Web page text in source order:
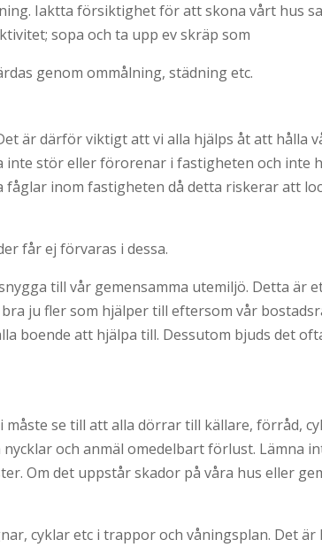
Iaktta försiktighet för att skona vårt hus
sopa och ta upp ev skräp som
genom ommålning, städning etc.
är därför viktigt att vi alla hjälps åt att hålla
inte stör eller förorenar i fastigheten och inte
inom fastigheten då detta riskerar att
får ej förvaras i dessa.
till vår gemensamma utemiljö. Detta
ju fler som hjälper till eftersom vår
boende att hjälpa till. Dessutom bjuds det
se till att alla dörrar till källare, förråd,
och anmäl omedelbart förlust. Lämna
Om det uppstår skador på våra hus eller
cyklar etc i trappor och våningsplan. Det är